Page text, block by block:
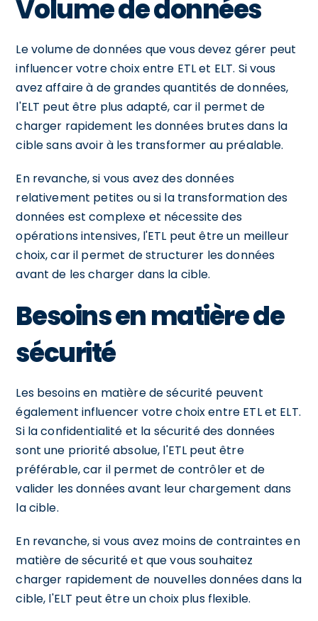
Volume de données
Le volume de données que vous devez gérer peut
influencer votre choix entre ETL et ELT. Si vous
avez affaire à de grandes quantités de données,
l'ELT peut être plus adapté, car il permet de
charger rapidement les données brutes dans la
cible sans avoir à les transformer au préalable.
En revanche, si vous avez des données
relativement petites ou si la transformation des
données est complexe et nécessite des
opérations intensives, l'ETL peut être un meilleur
choix, car il permet de structurer les données
avant de les charger dans la cible.
Besoins en matière de
sécurité
Les besoins en matière de sécurité peuvent
également influencer votre choix entre ETL et ELT.
Si la confidentialité et la sécurité des données
sont une priorité absolue, l'ETL peut être
préférable, car il permet de contrôler et de
valider les données avant leur chargement dans
la cible.
En revanche, si vous avez moins de contraintes en
matière de sécurité et que vous souhaitez
charger rapidement de nouvelles données dans la
cible, l'ELT peut être un choix plus flexible.